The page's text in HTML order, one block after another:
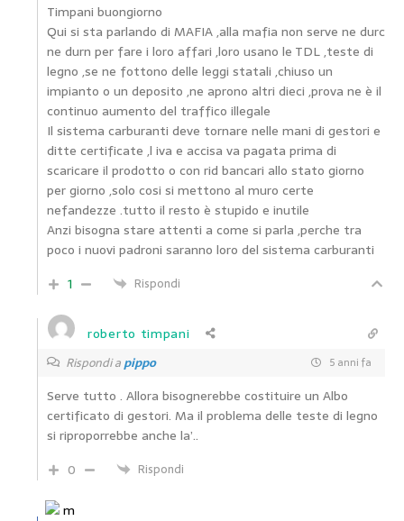
Timpani buongiorno
Qui si sta parlando di MAFIA ,alla mafia non serve ne durc
ne durn per fare i loro affari ,loro usano le TDL ,teste di
legno ,se ne fottono delle leggi statali ,chiuso un
impianto o un deposito ,ne aprono altri dieci ,prova ne è il
continuo aumento del traffico illegale
Il sistema carburanti deve tornare nelle mani di gestori e
ditte certificate ,l iva e accisa va pagata prima di
scaricare il prodotto o con rid bancari allo stato giorno
per giorno ,solo cosi si mettono al muro certe
nefandezze .tutto il resto è stupido e inutile
Anzi bisogna stare attenti a come si parla ,perche tra
poco i nuovi padroni saranno loro del sistema carburanti
1
Rispondi
roberto timpani
Rispondi apippo 5 anni fa
Serve tutto . Allora bisognerebbe costituire un Albo
certificato di gestori. Ma il problema delle teste di legno
si riproporrebbe anche la’..
0
Rispondi